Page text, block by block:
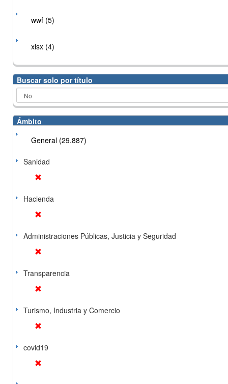
wwf (5)
xlsx (4)
Buscar solo por título
Ámbito
General (29.887)
Sanidad
Hacienda
Administraciones Públicas, Justicia y Seguridad
Transparencia
Turismo, Industria y Comercio
covid19